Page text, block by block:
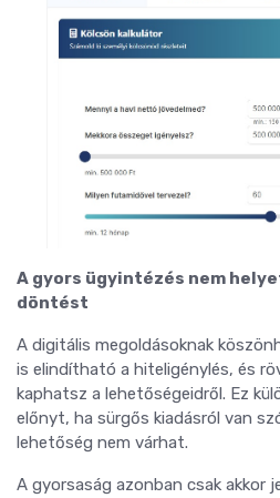
A gyors ügyintézés nem
döntést
A digitális megoldásoknak
is elindítható a hiteligénylés, és
kaphatsz a lehetőségeidről. Ez
előnyt, ha sürgős kiadásról van
lehetőség nem várhat.
A gyorsaság azonban csak akkor